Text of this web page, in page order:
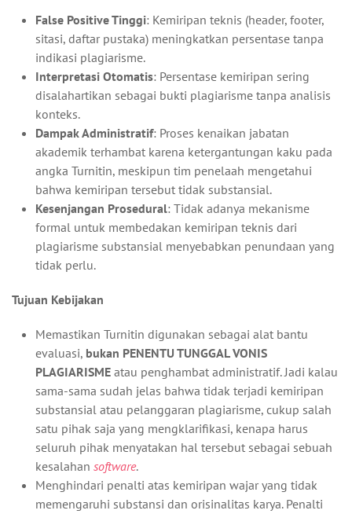
False Positive Tinggi: Kemiripan teknis (header, footer,
sitasi, daftar pustaka) meningkatkan persentase tanpa
indikasi plagiarisme.
Interpretasi Otomatis: Persentase kemiripan sering
disalahartikan sebagai bukti plagiarisme tanpa analisis
konteks.
Dampak Administratif: Proses kenaikan jabatan
akademik terhambat karena ketergantungan kaku pada
angka Turnitin, meskipun tim penelaah mengetahui
bahwa kemiripan tersebut tidak substansial.
Kesenjangan Prosedural: Tidak adanya mekanisme
formal untuk membedakan kemiripan teknis dari
plagiarisme substansial menyebabkan penundaan yang
tidak perlu.
Tujuan Kebijakan
Memastikan Turnitin digunakan sebagai alat bantu
evaluasi, bukan PENENTU TUNGGAL VONIS
PLAGIARISME atau penghambat administratif. Jadi kalau
sama-sama sudah jelas bahwa tidak terjadi kemiripan
substansial atau pelanggaran plagiarisme, cukup salah
satu pihak saja yang mengklarifikasi, kenapa harus
seluruh pihak menyatakan hal tersebut sebagai sebuah
kesalahan software.
Menghindari penalti atas kemiripan wajar yang tidak
memengaruhi substansi dan orisinalitas karya. Penalti